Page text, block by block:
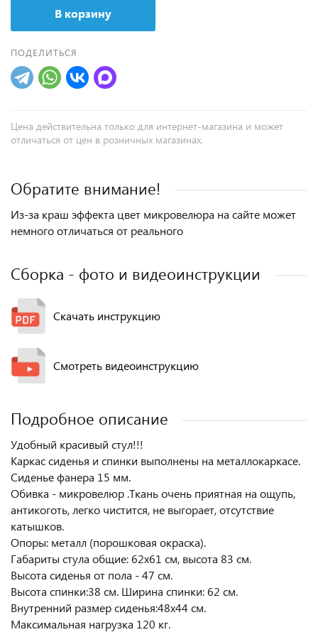
В корзину
ПОДЕЛИТЬСЯ
Цена действительна только для интернет-магазина и может
отличаться от цен в розничных магазинах.
Обратите внимание!
Из-за краш эффекта цвет микровелюра на сайте может
немного отличаться от реального
Сборка - фото и видеоинструкции
Скачать инструкцию
Смотреть видеоинструкцию
Подробное описание
Удобный красивый стул!!!
Каркас сиденья и спинки выполнены на металлокаркасе.
Сиденье фанера 15 мм.
Обивка - микровелюр .Ткань очень приятная на ощупь,
антикоготь, легко чистится, не выгорает, отсутствие
катышков.
Опоры: металл (порошковая окраска).
Габариты стула общие: 62х61 см, высота 83 см.
Высота сиденья от пола - 47 см.
Высота спинки:38 см. Ширина спинки: 62 см.
Внутренний размер сиденья:48х44 см.
Максимальная нагрузка 120 кг.